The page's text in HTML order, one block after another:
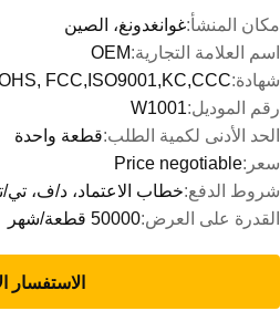
مكان المنشأ:غوانغدونغ، الصين
اسم العلامة التجارية:OEM
شهادة:FCC,ISO9001,KC,CCC
رقم الموديل:W1001
الحد الأدنى لكمية الطلب:قطعة واحدة
سعر:Price negotiable
شروط الدفع:خطاب الاعتماد، د/ف،
القدرة على العرض:50000 قطعة/شهر
الاستفسار